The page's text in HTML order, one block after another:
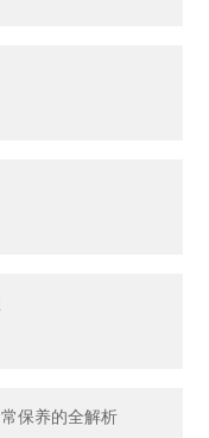
保养的全解析